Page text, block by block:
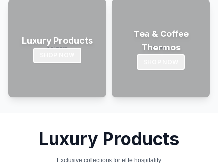
Luxury Products
Tea & Coffee
Thermos
Luxury Products
Exclusive collections for elite hospitality